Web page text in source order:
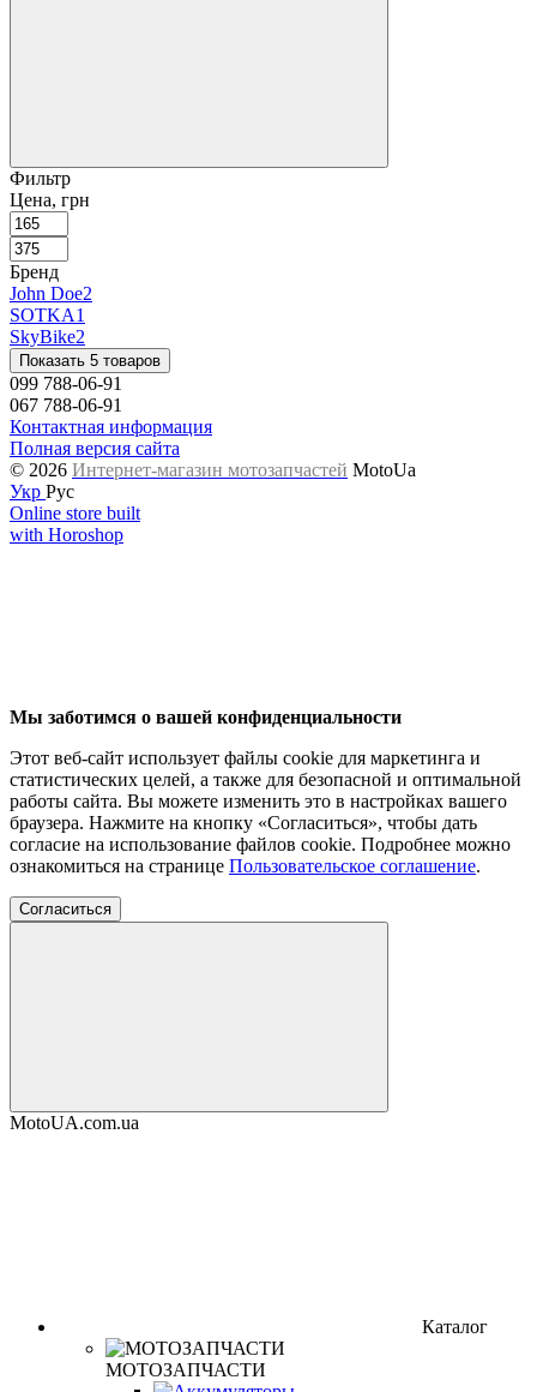
Фильтр
Цена, грн
Бренд
John Doe2
SOTKA1
SkyBike2
Показать 5 товаров
099 788-06-91
067 788-06-91
Контактная информация
Полная версия сайта
© 2026 Интернет-магазин мотозапчастей MotoUa
Укр Рус
Online store built
with Horoshop
Мы заботимся о вашей конфиденциальности
Этот веб-сайт использует файлы cookie для маркетинга и
статистических целей, а также для безопасной и оптимальной
работы сайта. Вы можете изменить это в настройках вашего
браузера. Нажмите на кнопку «Согласиться», чтобы дать
согласие на использование файлов cookie. Подробнее можно
ознакомиться на странице Пользовательское соглашение.
Согласиться
MotoUA.com.ua
Каталог
МОТОЗАПЧАСТИ